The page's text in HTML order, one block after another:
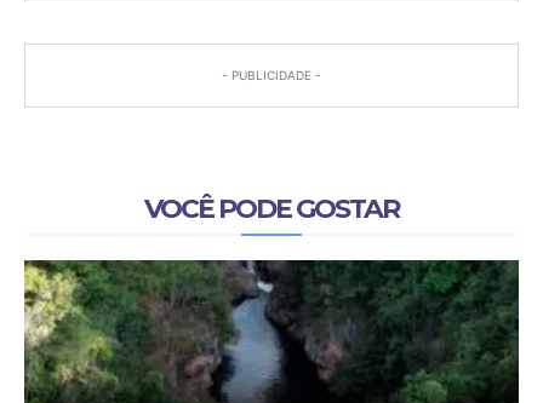
- PUBLICIDADE -
VOCÊ PODE GOSTAR